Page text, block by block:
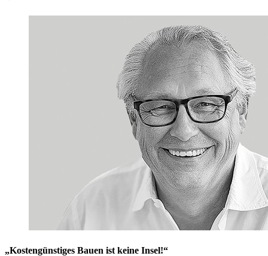
„Kostengünstiges Bauen ist keine Insel!“